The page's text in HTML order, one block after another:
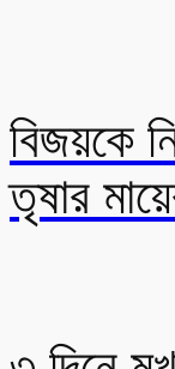
বিজয়কে
তৃষার